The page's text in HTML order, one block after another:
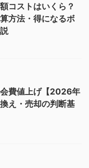
コストはいくら？
方法・得になるボ
費値上げ【2026年
え・売却の判断基